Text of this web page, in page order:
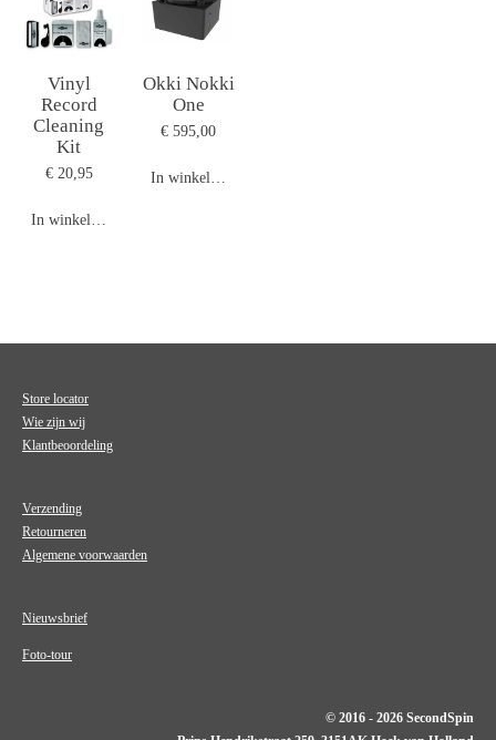
Vinyl
Record
Cleaning
Kit
€ 20,95
In winkelwagen
Okki Nokki
One
€ 595,00
In winkelwagen
Store locator
Wie zijn wij
Klantbeoordeling
Verzending
Retourneren
Algemene voorwaarden
Nieuwsbrief
Foto-tour
© 2016 - 2026 SecondSpin